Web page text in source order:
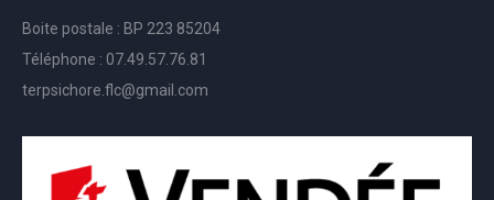
Boite postale : BP 223 85204
Téléphone : 07.49.57.76.81
terpsichore.flc@gmail.com